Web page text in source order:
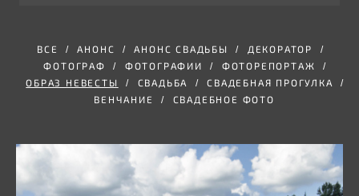
ВСЕ АНОНС АНОНС СВАДЬБЫ
ДЕКОРАТОР
ФОТОГРАФ
ФОТОГРАФИИ
ФОТОРЕПОРТАЖ
ОБРАЗ НЕВЕСТЫ
СВАДЬБА
СВАДЕБНАЯ ПРОГУЛКА
ВЕНЧАНИЕ
СВАДЕБНОЕ ФОТО